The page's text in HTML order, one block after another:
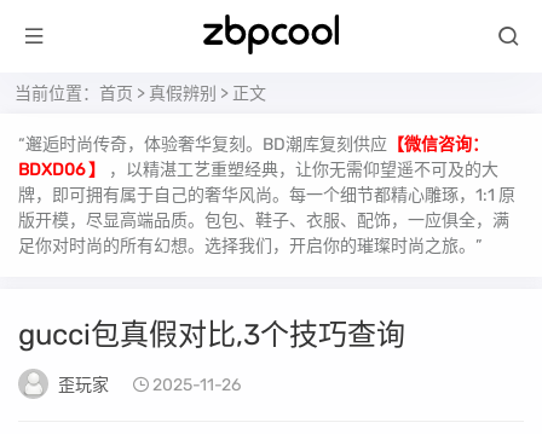
当前位置： 首页 > 真假辨别 > 正文
“邂逅时尚传奇，体验奢华复刻。BD潮库复刻供应 【微信咨询：
BDXD06 】
，以精湛工艺重塑经典，让你无需仰望遥不可及的大
牌，即可拥有属于自己的奢华风尚。每一个细节都精心雕琢，1:1 原
版开模，尽显高端品质。包包、鞋子、衣服、配饰，一应俱全，满
足你对时尚的所有幻想。选择我们，开启你的璀璨时尚之旅。”
gucci包真假对比,3个技巧查询
歪玩家 2025-11-26